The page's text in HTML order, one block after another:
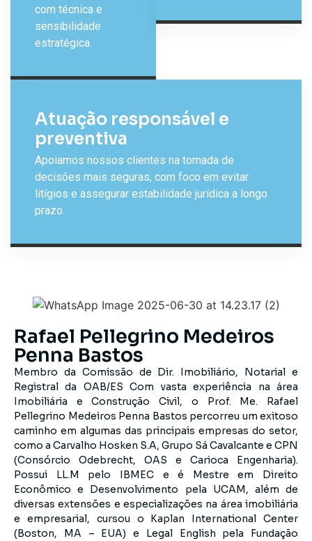
com técnica e
sensibilidade
estratégica.
Atuação responsável e
preventiva
Apoiamos nossos clientes na tomada de
decisões mais seguras, com foco em evitar
litígios e assegurar estabilidade jurídica a longo
prazo.
Rafael Pellegrino Medeiros
Penna Bastos
Membro da Comissão de Dir. Imobiliário, Notarial e
Registral da OAB/ES Com vasta experiência na área
Imobiliária e Construção Civil, o Prof. Me. Rafael
Pellegrino Medeiros Penna Bastos percorreu um exitoso
caminho em algumas das principais empresas do setor,
como a Carvalho Hosken S.A, Grupo Sá Cavalcante e CPN
(Consórcio Odebrecht, OAS e Carioca Engenharia).
Possui LL.M pelo IBMEC e é Mestre em Direito
Econômico e Desenvolvimento pela UCAM, além de
diversas extensões e especializações na área imobiliária
e empresarial, cursou o Kaplan International Center
(Boston, MA – EUA) e Legal English pela Fundação